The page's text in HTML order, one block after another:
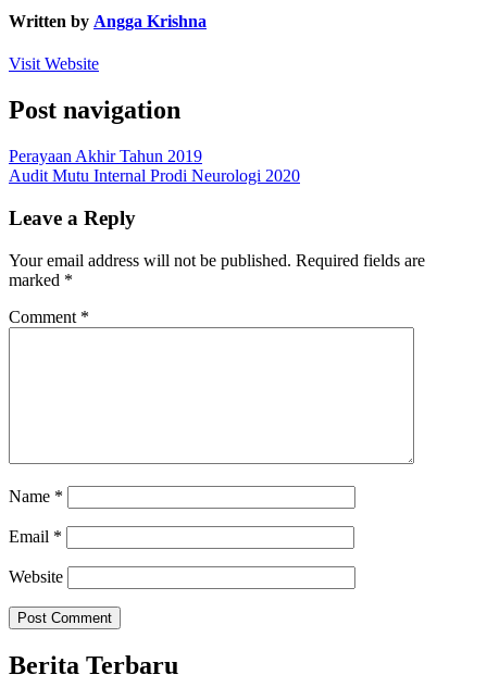
Written by Angga Krishna
Visit Website
Post navigation
Perayaan Akhir Tahun 2019
Audit Mutu Internal Prodi Neurologi 2020
Leave a Reply
Your email address will not be published. Required fields are
marked *
Comment *
Name *
Email *
Website
Berita Terbaru